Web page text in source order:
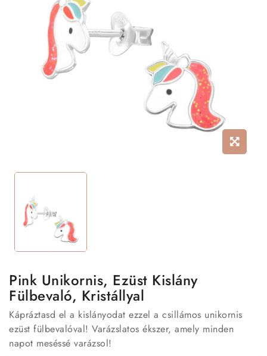
Pink Unikornis, Ezüst Kislány
Fülbevaló, Kristállyal
Kápráztasd el a kislányodat ezzel a csillámos unikornis
ezüst fülbevalóval! Varázslatos ékszer, amely minden
napot meséssé varázsol!